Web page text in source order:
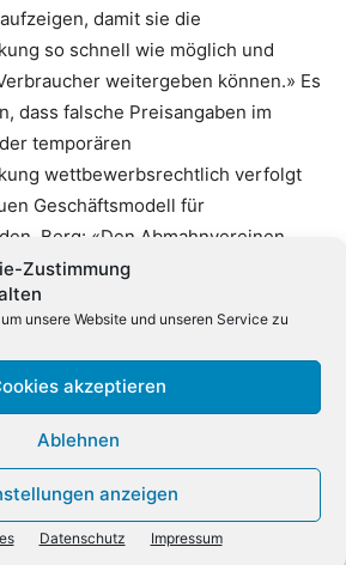
Zustimmung
unsere Website und unseren Service zu
akzeptieren
Ablehnen
anzeigen
Datenschutz Impressum
damit sie die
so schnell wie möglich und
weitergeben können.» Es
dass falsche Preisangaben im
temporären
wettbewerbsrechtlich verfolgt
Geschäftsmodell für
Berg: «Den Abmahnvereinen
an einen Riegel vorschieben
der Gesetzesbegründung klar
darauf hin, dass die
nachträglichen Preissenkungen
umzugehen ist, die in der
verbreitet sind. Klarheit braucht
aller Arten von